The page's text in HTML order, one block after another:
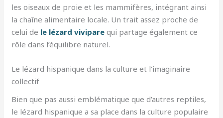
les oiseaux de proie et les mammifères, intégrant ainsi
la chaîne alimentaire locale. Un trait assez proche de
celui de le lézard vivipare qui partage également ce
rôle dans l’équilibre naturel.
Le lézard hispanique dans la culture et l’imaginaire
collectif
Bien que pas aussi emblématique que d’autres reptiles,
le lézard hispanique a sa place dans la culture populaire